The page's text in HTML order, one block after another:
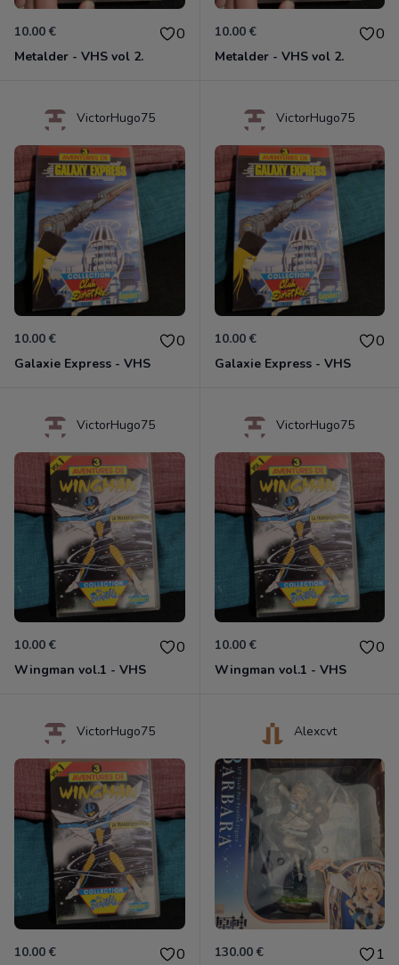
10.00 € 0
Metalder - VHS vol 2.
10.00 € 0
Metalder - VHS vol 2.
VictorHugo75
10.00 € 0
Galaxie Express - VHS
VictorHugo75
10.00 € 0
Galaxie Express - VHS
VictorHugo75
10.00 € 0
Wingman vol.1 - VHS
VictorHugo75
10.00 € 0
Wingman vol.1 - VHS
VictorHugo75
10.00 € 0
Alexcvt
130.00 € 1